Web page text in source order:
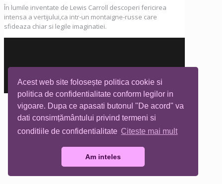
Acest web site folosește politica cookie si
politica de confidentialitate conform legilor in
vigoare. Dupa ce apasati butonul "De acord" va
dati consimțământului privind termeni si
conditiile de confidentialitate Citeste mai mult
Am inteles
În lumile inventate de Lewis Carroll descoperi fericirea
intensa a vertijului,ca intr-un montaigne-russe care
sfideaza chiar si legile imaginatiei.
Biblioteca Tia Mare © All rights reserved